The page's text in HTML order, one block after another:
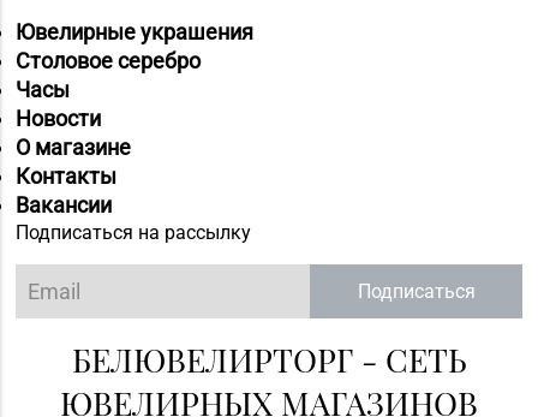
Ювелирные украшения
Столовое серебро
Часы
Новости
О магазине
Контакты
Вакансии
Подписаться на рассылку
Подписаться
БЕЛЮВЕЛИРТОРГ - СЕТЬ
ЮВЕЛИРНЫХ МАГАЗИНОВ